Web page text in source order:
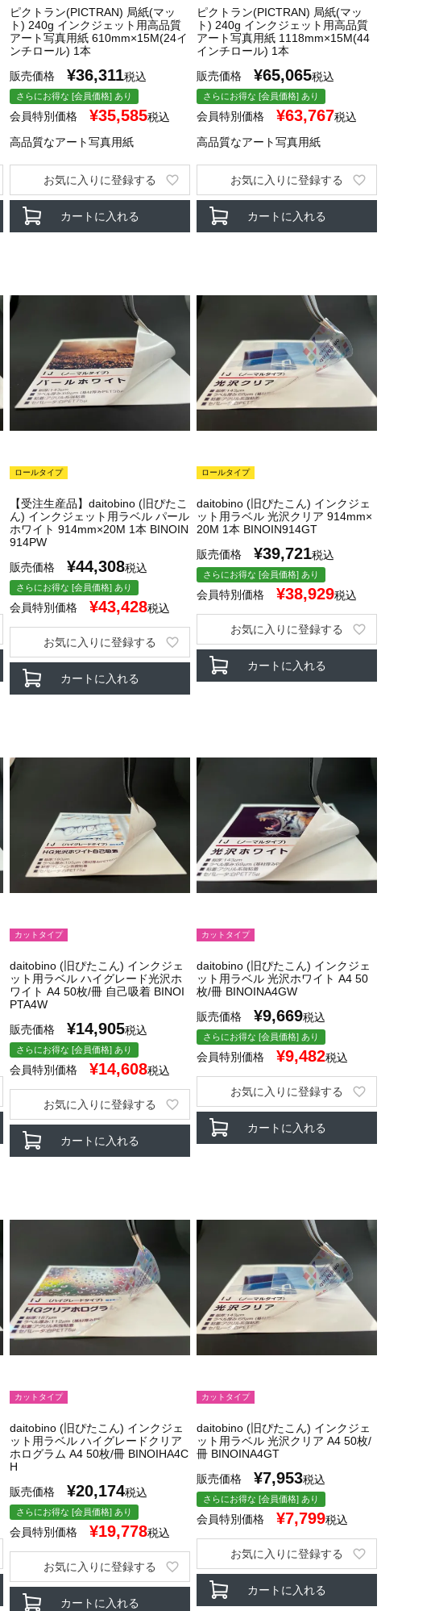
ピクトラン(PICTRAN) 局紙(マッ
ト) 240g インクジェット用高品質
アート写真用紙 610mm×15M(24イ
ンチロール) 1本
販売価格
¥36,311税込
さらにお得な [会員価格] あり
会員特別価格 ¥35,585税込
高品質なアート写真用紙
カートに入れる
お気に入りに登録する
ピクトラン(PICTRAN) 局紙(マッ
ト) 240g インクジェット用高品質
アート写真用紙 1118mm×15M(44
インチロール) 1本
販売価格
¥65,065税込
さらにお得な [会員価格] あり
会員特別価格 ¥63,767税込
高品質なアート写真用紙
カートに入れる
お気に入りに登録する
ロールタイプ
【受注生産品】daitobino (旧ぴたこ
ん) インクジェット用ラベル パール
ホワイト 914mm×20M 1本 BINOIN
914PW
販売価格
¥44,308税込
さらにお得な [会員価格] あり
会員特別価格 ¥43,428税込
カートに入れる
お気に入りに登録する
ロールタイプ
daitobino (旧ぴたこん) インクジェ
ット用ラベル 光沢クリア 914mm×
20M 1本 BINOIN914GT
販売価格
¥39,721税込
さらにお得な [会員価格] あり
会員特別価格 ¥38,929税込
カートに入れる
お気に入りに登録する
カットタイプ
daitobino (旧ぴたこん) インクジェ
ット用ラベル ハイグレード光沢ホ
ワイト A4 50枚/冊 自己吸着 BINOI
PTA4W
販売価格
¥14,905税込
さらにお得な [会員価格] あり
会員特別価格 ¥14,608税込
カートに入れる
お気に入りに登録する
カットタイプ
daitobino (旧ぴたこん) インクジェ
ット用ラベル 光沢ホワイト A4 50
枚/冊 BINOINA4GW
販売価格
¥9,669税込
さらにお得な [会員価格] あり
会員特別価格 ¥9,482税込
カートに入れる
お気に入りに登録する
カットタイプ
daitobino (旧ぴたこん) インクジェ
ット用ラベル ハイグレードクリア
ホログラム A4 50枚/冊 BINOIHA4C
H
販売価格
¥20,174税込
さらにお得な [会員価格] あり
会員特別価格 ¥19,778税込
カートに入れる
お気に入りに登録する
カットタイプ
daitobino (旧ぴたこん) インクジェ
ット用ラベル 光沢クリア A4 50枚/
冊 BINOINA4GT
販売価格
¥7,953税込
さらにお得な [会員価格] あり
会員特別価格 ¥7,799税込
カートに入れる
お気に入りに登録する